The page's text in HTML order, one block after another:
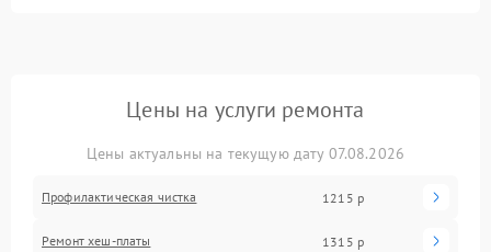
Цены на услуги ремонта
Цены актуальны на текущую дату 07.08.2026
Профилактическая чистка 1215 р
Ремонт хеш-платы 1315 р